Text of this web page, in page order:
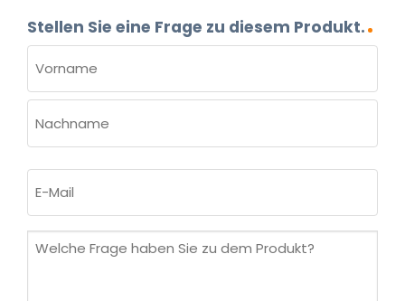
Stellen Sie eine Frage zu diesem Produkt.
(ERFORDERLICH)
Vorname
Mail
Welche